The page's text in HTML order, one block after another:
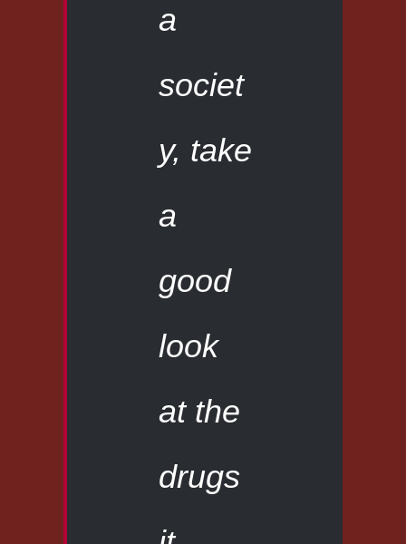
a
societ
y, take
a
good
look
at the
drugs